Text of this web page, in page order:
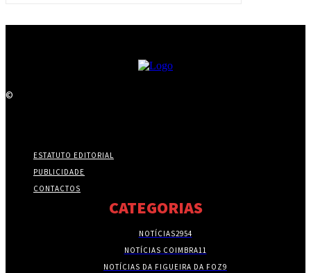
©
ESTATUTO EDITORIAL
PUBLICIDADE
CONTACTOS
CATEGORIAS
NOTÍCIAS2954
NOTÍCIAS COIMBRA11
NOTÍCIAS DA FIGUEIRA DA FOZ9